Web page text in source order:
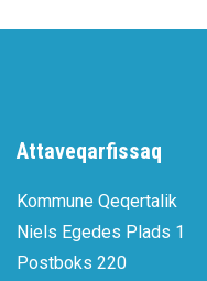
Attaveqarfissaq
Kommune Qeqertalik
Niels Egedes Plads 1
Postboks 220